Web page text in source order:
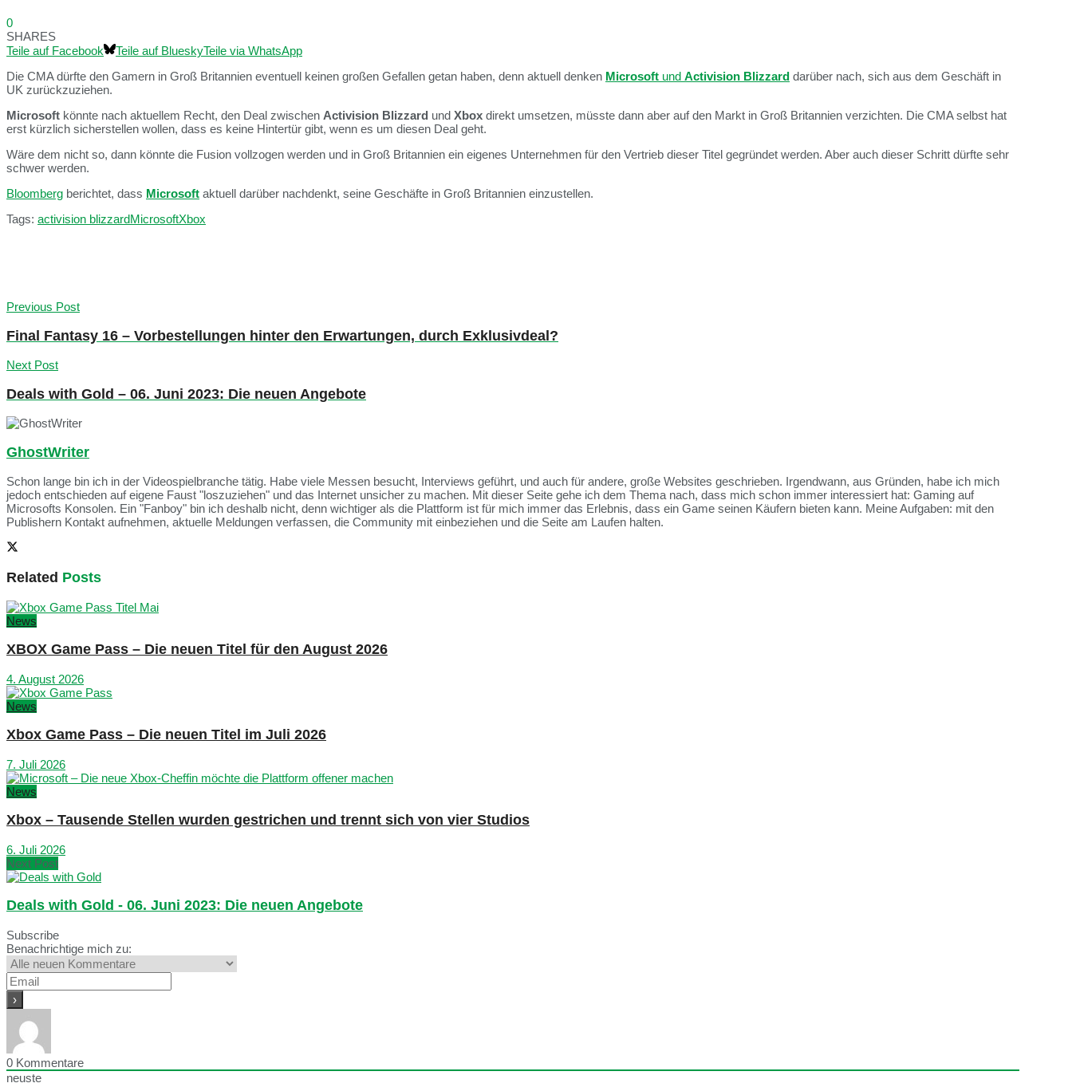
0
SHARES
Teile auf Facebook
Teile auf BlueskyTeile via WhatsApp
Die CMA dürfte den Gamern in Groß Britannien eventuell keinen großen Gefallen getan haben, denn aktuell denken Microsoft und Activision Blizzard darüber nach, sich aus dem Geschäft in
UK zurückzuziehen.
Microsoft könnte nach aktuellem Recht, den Deal zwischen Activision Blizzard und Xbox direkt umsetzen, müsste dann aber auf den Markt in Groß Britannien verzichten. Die CMA selbst hat
erst kürzlich sicherstellen wollen, dass es keine Hintertür gibt, wenn es um diesen Deal geht.
Wäre dem nicht so, dann könnte die Fusion vollzogen werden und in Groß Britannien ein eigenes Unternehmen für den Vertrieb dieser Titel gegründet werden. Aber auch dieser Schritt dürfte sehr
schwer werden.
Bloomberg berichtet, dass Microsoft aktuell darüber nachdenkt, seine Geschäfte in Groß Britannien einzustellen.
Tags: activision blizzardMicrosoftXbox
Previous Post
Final Fantasy 16 – Vorbestellungen hinter den Erwartungen, durch Exklusivdeal?
Next Post
Deals with Gold – 06. Juni 2023: Die neuen Angebote
GhostWriter
Schon lange bin ich in der Videospielbranche tätig. Habe viele Messen besucht, Interviews geführt, und auch für andere, große Websites geschrieben. Irgendwann, aus Gründen, habe ich mich
jedoch entschieden auf eigene Faust "loszuziehen" und das Internet unsicher zu machen. Mit dieser Seite gehe ich dem Thema nach, dass mich schon immer interessiert hat: Gaming auf
Microsofts Konsolen. Ein "Fanboy" bin ich deshalb nicht, denn wichtiger als die Plattform ist für mich immer das Erlebnis, dass ein Game seinen Käufern bieten kann. Meine Aufgaben: mit den
Publishern Kontakt aufnehmen, aktuelle Meldungen verfassen, die Community mit einbeziehen und die Seite am Laufen halten.
Related Posts
News
XBOX Game Pass – Die neuen Titel für den August 2026
4. August 2026
News
Xbox Game Pass – Die neuen Titel im Juli 2026
7. Juli 2026
News
Xbox – Tausende Stellen wurden gestrichen und trennt sich von vier Studios
6. Juli 2026
Next Post
Deals with Gold - 06. Juni 2023: Die neuen Angebote
Subscribe
Benachrichtige mich zu:
0 Kommentare
neuste